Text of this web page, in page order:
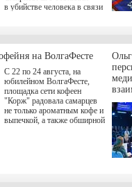
в убийстве человека в связи
на ВолгаФесте
С 22 по 24 августа, на
юбилейном ВолгаФесте,
площадка сети кофеен
"Корж" радовала самарцев
не только ароматным кофе и
выпечкой, а также обширной